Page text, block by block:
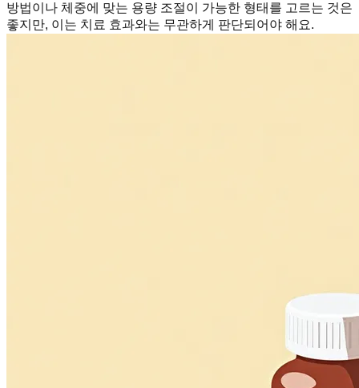
방법이나 체중에 맞는 용량 조절이 가능한 형태를 고르는 것은
좋지만, 이는 치료 효과와는 무관하게 판단되어야 해요.